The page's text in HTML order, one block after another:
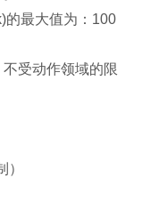
的最大值为：100
受动作领域的限